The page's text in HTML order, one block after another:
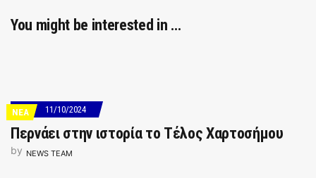
You might be interested in …
ΝΕΑ 11/10/2024
Περνάει στην ιστορία το Tέλος Xαρτoσήμου
by NEWS TEAM